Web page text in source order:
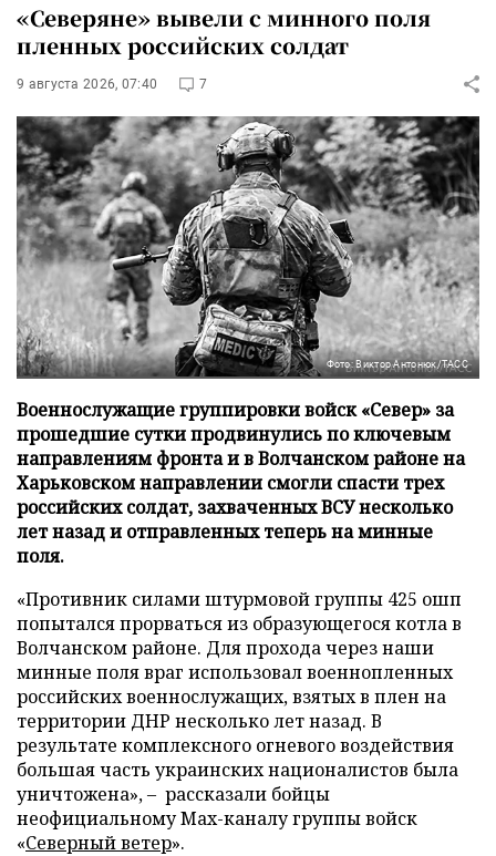
«Северяне» вывели с минного поля
пленных российских солдат
9 августа 2026, 07:40 7
Фото: Виктор Антонюк/ТАСС
Военнослужащие группировки войск «Север» за
прошедшие сутки продвинулись по ключевым
направлениям фронта и в Волчанском районе на
Харьковском направлении смогли спасти трех
российских солдат, захваченных ВСУ несколько
лет назад и отправленных теперь на минные
поля.
«Противник силами штурмовой группы 425 ошп
попытался прорваться из образующегося котла в
Волчанском районе. Для прохода через наши
минные поля враг использовал военнопленных
российских военнослужащих, взятых в плен на
территории ДНР несколько лет назад. В
результате комплексного огневого воздействия
большая часть украинских националистов была
уничтожена», – рассказали бойцы
неофициальному Max-каналу группы войск
«Северный ветер».